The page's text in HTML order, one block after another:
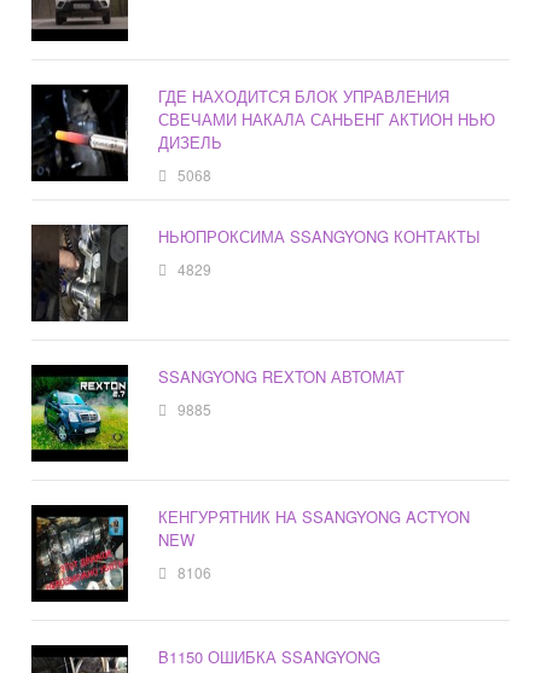
ГДЕ НАХОДИТСЯ БЛОК УПРАВЛЕНИЯ
СВЕЧАМИ НАКАЛА САНЬЕНГ АКТИОН НЬЮ
ДИЗЕЛЬ
5068
НЬЮПРОКСИМА SSANGYONG КОНТАКТЫ
4829
SSANGYONG REXTON АВТОМАТ
9885
КЕНГУРЯТНИК НА SSANGYONG ACTYON
NEW
8106
B1150 ОШИБКА SSANGYONG